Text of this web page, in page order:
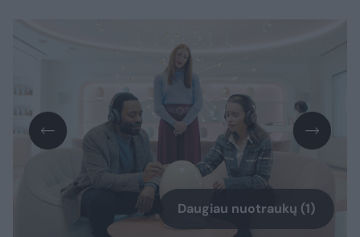
Daugiau nuotraukų (1)